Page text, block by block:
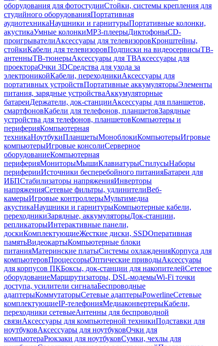
оборудования для фотостудииСтойки, системы крепления для
студийного оборудованияПортативная
аудиотехникаНаушники и гарнитурыПортативные колонки,
акустикаУмные колонкиMP3-плеерыДиктофоныCD-
проигрывателиАксессуары для телевизоровКронштейны,
стойкиКабели для телевизоровПодписки на видеосервисыТВ-
антенныТВ-тюнерыАксессуары для ТВАксессуары для
проектораОчки 3DСредства для ухода за
электроникойКабели, переходникиАксессуары для
портативных устройствПортативные аккумуляторыЭлементы
питания, зарядные устройстваАккумуляторные
батареиДержатели, док-станцииАксессуары для планшетов,
смартфоновКабели для телефонов, планшетовЗарядные
устройства для телефонов, планшетовКомпьютеры и
периферияКомпьютерная
техникаНоутбукиПланшетыМоноблокиКомпьютерыИгровые
компьютерыИгровые консолиСерверное
оборудованиеКомпьютерная
периферияМониторыМышиКлавиатурыСтилусыНаборы
периферииИсточники бесперебойного питанияБатареи для
ИБПСтабилизаторы напряженияИнверторы
напряженияСетевые фильтры, удлинителиВеб-
камерыИгровые контроллерыМультимедиа
акустикаНаушники и гарнитурыКомпьютерные кабели,
переходникиЗарядные, аккумуляторыДок-станции,
репликаторыИнтерактивные панели,
доскиКомплектующиеЖесткие диски, SSDОперативная
памятьВидеокартыКомпьютерные блоки
питанияМатеринские платыСистемы охлажденияКорпуса для
компьютеровПроцессорыОптические приводыАксессуары
для корпусов ПКБоксы, док-станции для накопителейСетевое
оборудованиеМаршрутизаторы, DSL-модемыWi-Fi точки
доступа, усилители сигналаБеспроводные
адаптерыКоммутаторыСетевые адаптерыPowerlineСетевые
комплектующиеIP-телефонияМедиаконвертерыКабели,
переходники сетевыеАнтенны для беспроводной
связиАксессуары для компьютерной техникиПодставки для
ноутбуковАксессуары для ноутбуковОчки для
компьютераРюкзаки для ноутбуковСумки, чехлы для